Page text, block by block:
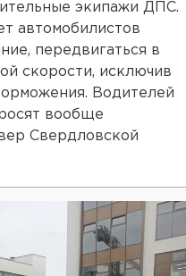
экипажи ДПС.
автомобилистов
передвигаться в
скорости, исключив
Водителей
вообще
Свердловской